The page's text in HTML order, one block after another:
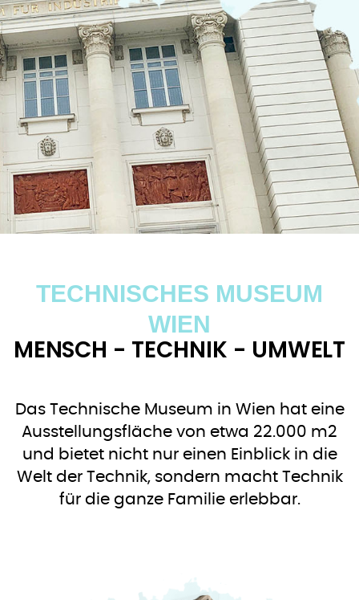
TECHNISCHES MUSEUM
WIEN
MENSCH - TECHNIK - UMWELT
Das Technische Museum in Wien hat eine
Ausstellungsfläche von etwa 22.000 m2
und bietet nicht nur einen Einblick in die
Welt der Technik, sondern macht Technik
für die ganze Familie erlebbar.